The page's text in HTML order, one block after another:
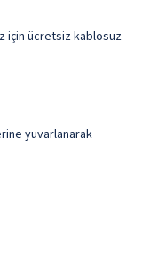
için ücretsiz kablosuz
yuvarlanarak